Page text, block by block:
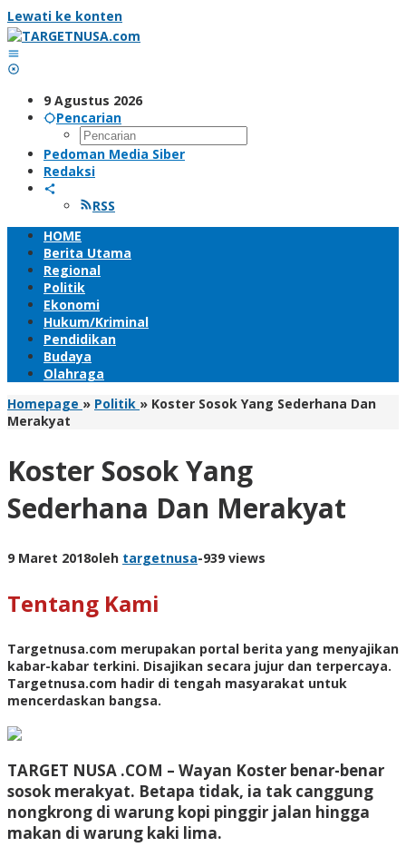
Lewati ke konten
9 Agustus 2026
Pencarian
Pedoman Media Siber
Redaksi
RSS
HOME
Berita Utama
Regional
Politik
Ekonomi
Hukum/Kriminal
Pendidikan
Budaya
Olahraga
Homepage » Politik » Koster Sosok Yang Sederhana Dan
Merakyat
Koster Sosok Yang
Sederhana Dan Merakyat
9 Maret 2018oleh targetnusa-939 views
Tentang Kami
Targetnusa.com merupakan portal berita yang menyajikan
kabar-kabar terkini. Disajikan secara jujur dan terpercaya.
Targetnusa.com hadir di tengah masyarakat untuk
mencerdaskan bangsa.
TARGET NUSA .COM – Wayan Koster benar-benar
sosok merakyat. Betapa tidak, ia tak canggung
nongkrong di warung kopi pinggir jalan hingga
makan di warung kaki lima.